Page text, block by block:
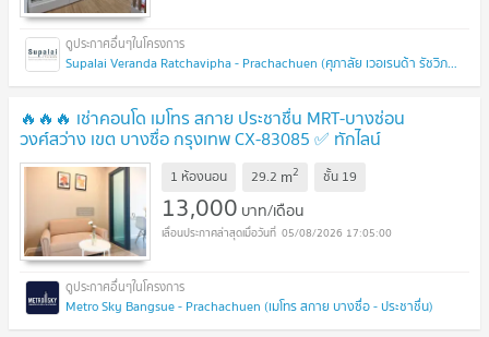
Supalai Veranda Ratchavipha - Prachachuen (ศุภาลัย เวอเรนด้า รัชวิภา - ประชาชื่น)
🔥🔥🔥 เช่าคอนโด เมโทร สกาย ประชาชื่น MRT-บางซ่อน
วงศ์สว่าง เขต บางซื่อ กรุงเทพ CX-83085 ✅ ทักไลน์
@connexproperty ตอบทันที ทีมงานมืออาชีพ ✅ 🔥🔥🔥
1 ห้องนอน 29.2 m2 ชั้น 19
13,000 บาท/เดือน
05/08/2026 17:05:00
Metro Sky Bangsue - Prachachuen (เมโทร สกาย บางซื่อ - ประชาชื่น)